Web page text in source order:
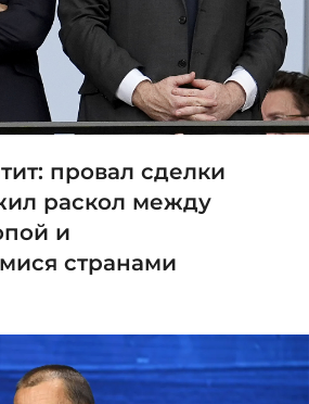
провал сделки
раскол между
и
странами